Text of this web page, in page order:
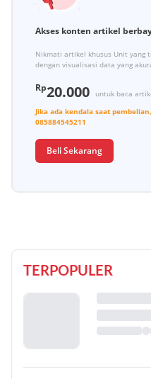
Akses konten artikel
Nikmati artikel khusus Unit yang
dengan visualisasi data yang
Rp20.000
untuk baca
Jika ada kendala saat
085884545211
Beli Sekarang
TERPOPULER